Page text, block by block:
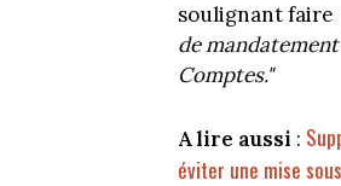
soulignant faire
de
Comptes."
A lire aussi :
éviter une mise